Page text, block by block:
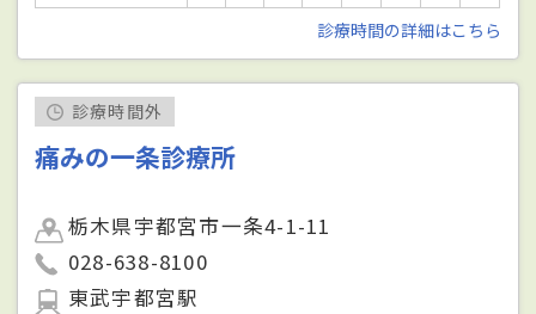
診療時間の詳細はこちら
診療時間外
痛みの一条診療所
栃木県宇都宮市一条4-1-11
028-638-8100
東武宇都宮駅